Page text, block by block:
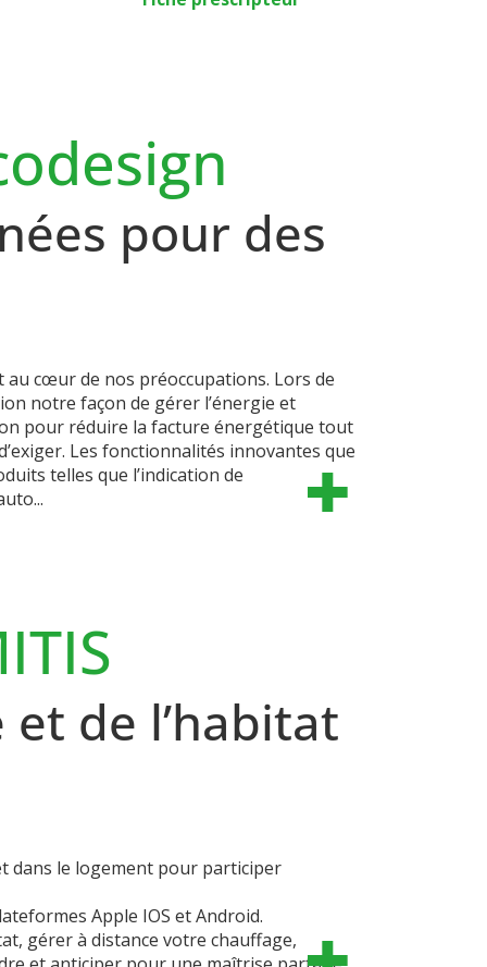
pour des
cœur de nos préoccupations. Lors de
notre façon de gérer l’énergie et
pour réduire la facture énergétique tout
Les fonctionnalités innovantes que
telles que l’indication de
de l’habitat
dans le logement pour participer
Apple IOS et Android.
gérer à distance votre chauffage,